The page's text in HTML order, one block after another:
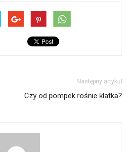
Następny artykuł
Czy od pompek rośnie klatka?